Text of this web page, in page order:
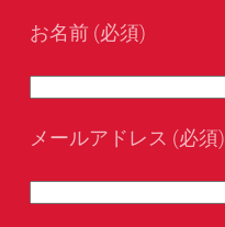
お名前 (必須)
メールアドレス (必須)